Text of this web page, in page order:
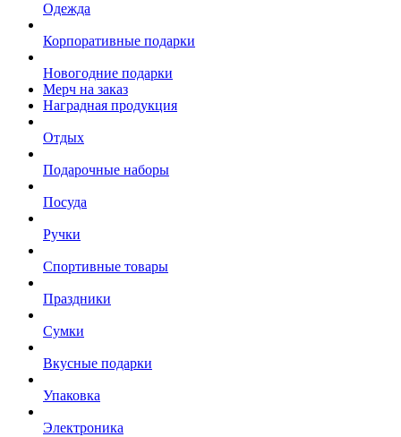
Одежда
Корпоративные подарки
Новогодние подарки
Мерч на заказ
Наградная продукция
Отдых
Подарочные наборы
Посуда
Ручки
Спортивные товары
Праздники
Сумки
Вкусные подарки
Упаковка
Электроника